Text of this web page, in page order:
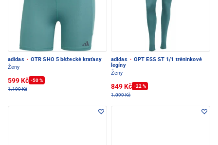
adidas · OTR SHO 5 běžecké kraťasy
Ženy
599 Kč -50 %
1.199 Kč
adidas · OPT ESS ST 1/1 tréninkové
legíny
Ženy
849 Kč -22 %
1.099 Kč